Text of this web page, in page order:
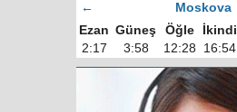
←
Moskova
Ezan Güneş Öğle İkindi
2:17
3:58 12:28 16:54